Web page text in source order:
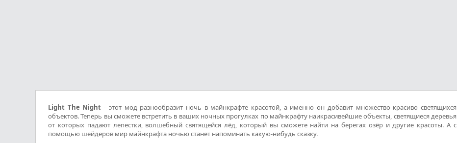
Light The Night - этот мод разнообразит ночь в майнкрафте красотой, а именно он добавит множество красиво светящихся
объектов. Теперь вы сможете встретить в ваших ночных прогулках по майнкрафту наикрасивейшие объекты, светящиеся деревья
от которых падают лепестки, волшебный святящейся лёд, который вы сможете найти на берегах озёр и другие красоты. А с
помощью шейдеров мир майнкрафта ночью станет напоминать какую-нибудь сказку.